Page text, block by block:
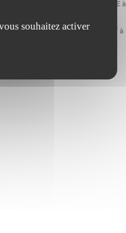
* SAINT REMY L HONORE à
* MONTFORT L AMAURY à
souhaitez activer